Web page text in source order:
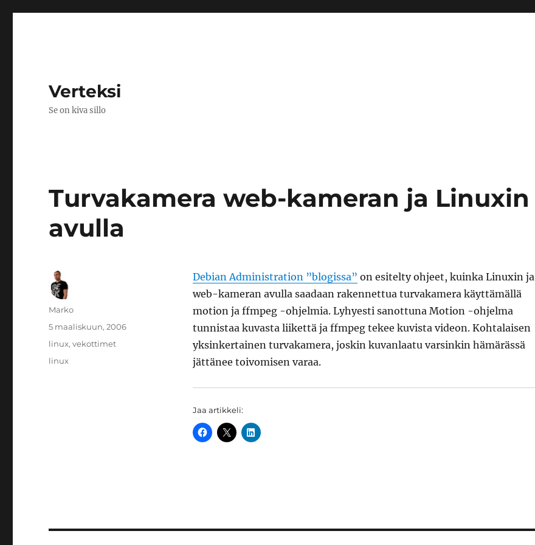
Verteksi
Se on kiva sillo
Turvakamera web-kameran ja Linuxin
avulla
Debian Administration ”blogissa” on esitelty ohjeet, kuinka Linuxin ja
web-kameran avulla saadaan rakennettua turvakamera käyttämällä
motion ja ffmpeg -ohjelmia. Lyhyesti sanottuna Motion -ohjelma
tunnistaa kuvasta liikettä ja ffmpeg tekee kuvista videon. Kohtalaisen
yksinkertainen turvakamera, joskin kuvanlaatu varsinkin hämärässä
jättänee toivomisen varaa.
Jaa artikkeli:
Kirjoittaja
Marko
Julkaistu
5 maaliskuun, 2006
Kategoriat
linux,vekottimet
Avainsanat
linux